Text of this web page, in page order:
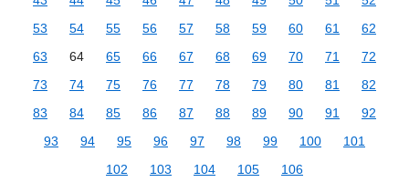
53
54 55 56 57 58 59 60 61
62
63
64 65 66 67 68 69 70 71
72
73
74 75 76 77 78 79 80 81
82
83
84 85 86 87 88 89 90 91
92
93
94 95 96 97 98 99 100
101
102
103 104 105 106